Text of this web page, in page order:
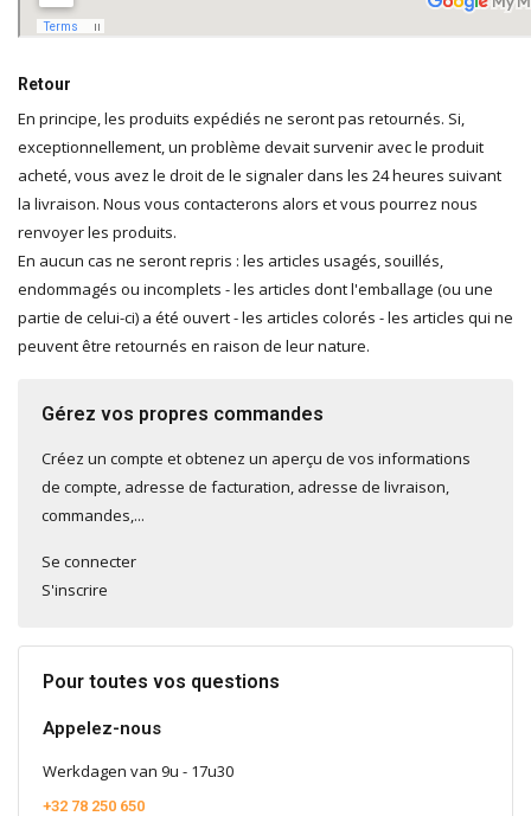
Retour
En principe, les produits expédiés ne seront pas retournés. Si,
exceptionnellement, un problème devait survenir avec le produit
acheté, vous avez le droit de le signaler dans les 24 heures suivant
la livraison. Nous vous contacterons alors et vous pourrez nous
renvoyer les produits.
En aucun cas ne seront repris : les articles usagés, souillés,
endommagés ou incomplets - les articles dont l'emballage (ou une
partie de celui-ci) a été ouvert - les articles colorés - les articles qui ne
peuvent être retournés en raison de leur nature.
Gérez vos propres commandes
Créez un compte et obtenez un aperçu de vos informations
de compte, adresse de facturation, adresse de livraison,
commandes,...
Se connecter
S'inscrire
Pour toutes vos questions
Appelez-nous
Werkdagen van 9u - 17u30
+32 78 250 650